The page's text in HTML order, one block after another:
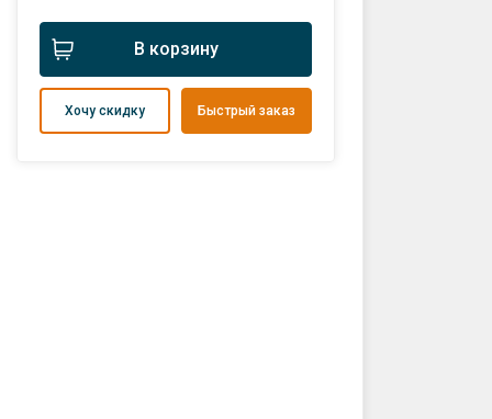
В корзину
Хочу скидку Быстрый заказ